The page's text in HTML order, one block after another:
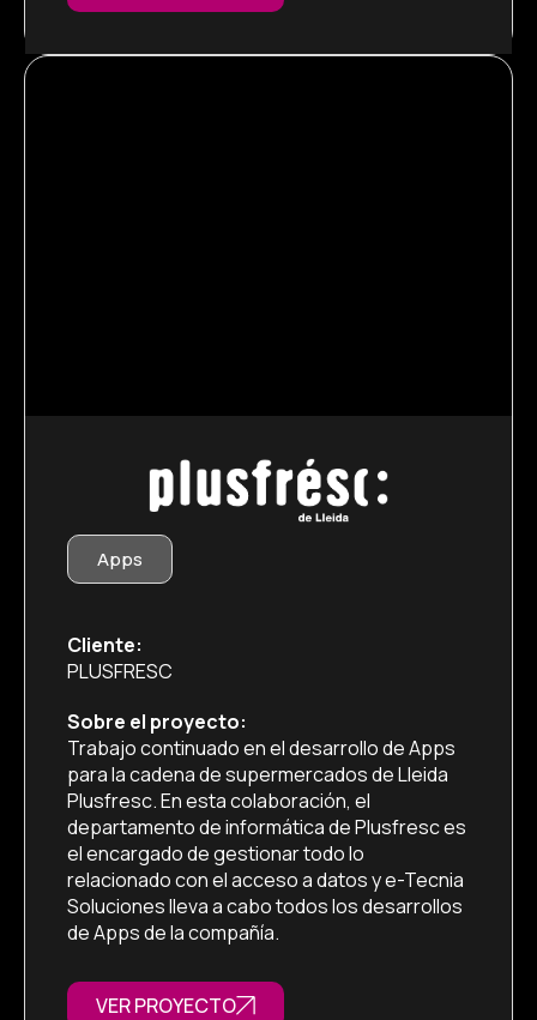
Apps
Cliente:
PLUSFRESC
Sobre el proyecto:
Trabajo continuado en el desarrollo de Apps
para la cadena de supermercados de Lleida
Plusfresc. En esta colaboración, el
departamento de informática de Plusfresc es
el encargado de gestionar todo lo
relacionado con el acceso a datos y e-Tecnia
Soluciones lleva a cabo todos los desarrollos
de Apps de la compañía.
VER PROYECTO